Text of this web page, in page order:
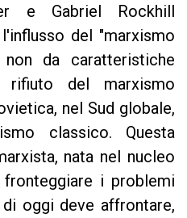
e Gabriel Rockhill
del "marxismo
da caratteristiche
rifiuto del marxismo
nel Sud globale,
classico. Questa
nata nel nucleo
i problemi
oggi deve affrontare,